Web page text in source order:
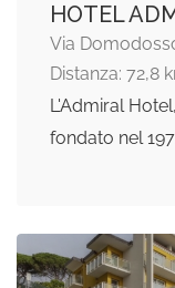
HOTEL
Via
Distanza: 72,8
L'Admiral
fondato nel